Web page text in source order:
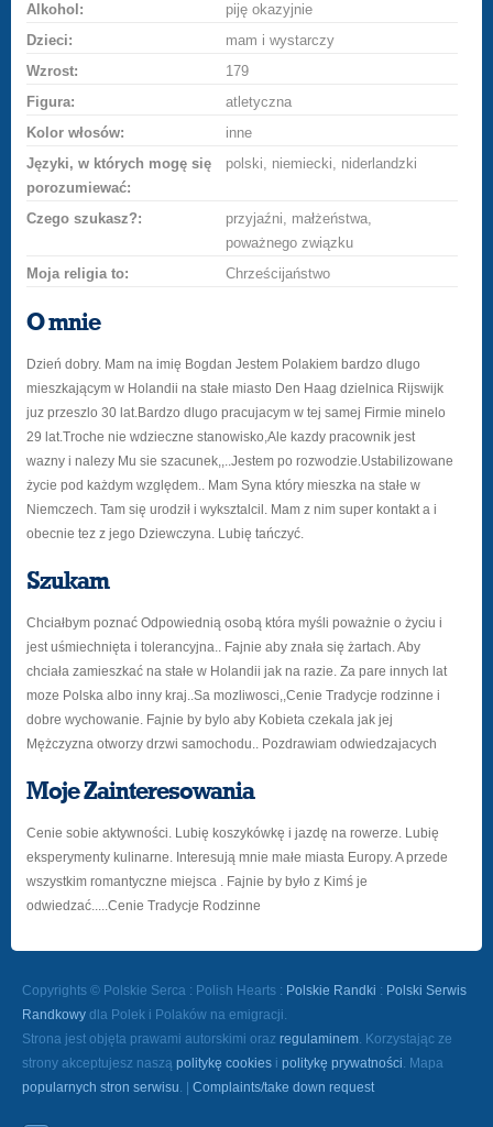
Alkohol:
piję okazyjnie
Dzieci:
mam i wystarczy
Wzrost:
179
Figura:
atletyczna
Kolor włosów:
inne
Języki, w których mogę się
porozumiewać:
polski, niemiecki, niderlandzki
Czego szukasz?:
przyjaźni, małżeństwa,
poważnego związku
Moja religia to:
Chrześcijaństwo
O mnie
Dzień dobry. Mam na imię Bogdan Jestem Polakiem bardzo dlugo
mieszkającym w Holandii na stałe miasto Den Haag dzielnica Rijswijk
juz przeszlo 30 lat.Bardzo dlugo pracujacym w tej samej Firmie minelo
29 lat.Troche nie wdzieczne stanowisko,Ale kazdy pracownik jest
wazny i nalezy Mu sie szacunek,,..Jestem po rozwodzie.Ustabilizowane
życie pod każdym względem.. Mam Syna który mieszka na stałe w
Niemczech. Tam się urodził i wyksztalcil. Mam z nim super kontakt a i
obecnie tez z jego Dziewczyna. Lubię tańczyć.
Szukam
Chciałbym poznać Odpowiednią osobą która myśli poważnie o życiu i
jest uśmiechnięta i tolerancyjna.. Fajnie aby znała się żartach. Aby
chciała zamieszkać na stałe w Holandii jak na razie. Za pare innych lat
moze Polska albo inny kraj..Sa mozliwosci,,Cenie Tradycje rodzinne i
dobre wychowanie. Fajnie by bylo aby Kobieta czekala jak jej
Mężczyzna otworzy drzwi samochodu.. Pozdrawiam odwiedzajacych
Moje Zainteresowania
Cenie sobie aktywności. Lubię koszykówkę i jazdę na rowerze. Lubię
eksperymenty kulinarne. Interesują mnie małe miasta Europy. A przede
wszystkim romantyczne miejsca . Fajnie by było z Kimś je
odwiedzać.....Cenie Tradycje Rodzinne
Copyrights © Polskie Serca : Polish Hearts : Polskie Randki : Polski Serwis
Randkowy dla Polek i Polaków na emigracji.
Strona jest objęta prawami autorskimi oraz regulaminem. Korzystając ze
strony akceptujesz naszą politykę cookies i politykę prywatności. Mapa
popularnych stron serwisu. | Complaints/take down request